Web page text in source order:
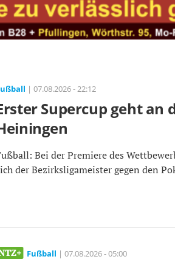
| 07.08.2026 - 22:12
Supercup geht an
Bei der Premiere des
der Bezirksligameister gegen den
Fußball | 07.08.2026 - 05:00